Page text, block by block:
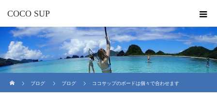
COCO SUP
ブログ
ブログ ココサップのボードは個々で合わせます